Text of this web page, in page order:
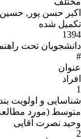
اکبر حسن پور,
تکمیل شده
1394
دانشجویان تحت
#
عنوان
افراد
1
شناسایی و اولویت
متوسط (مورد
وحید نصرت آقایی
2